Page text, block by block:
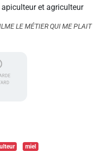
et agriculteur
LE MÉTIER QUI ME PLAIT
miel